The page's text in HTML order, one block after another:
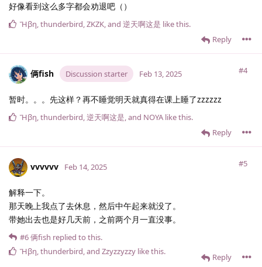
好像看到这么多字都会劝退吧（）
Reply
Ἥβη,thunderbird,ZKZK, and 逆天啊这是 like this.
俩fish Discussion starter #4
Feb 13, 2025
暂时。。。先这样？再不睡觉明天就真得在课上睡了zzzzzz
Reply
Ἥβη,thunderbird,逆天啊这是, and NOYA like this.
vvvvvv #5
Feb 14, 2025
解释一下。
那天晚上我点了去休息，然后中午起来就没了。
带她出去也是好几天前，之前两个月一直没事。
Reply
#6俩fish replied to this.
Ἥβη,thunderbird, and Zzyzzyzzy like this.